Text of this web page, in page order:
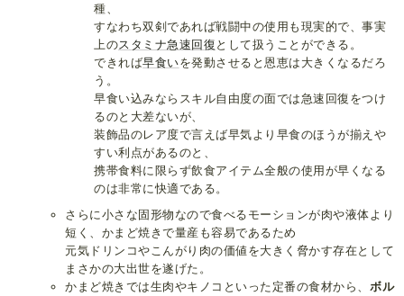
種、
すなわち双剣であれば戦闘中の使用も現実的で、事実
上のスタミナ急速回復 として扱うことができる。
できれば早食いを発動させると恩恵は大きくなるだろ
う。
早食い込みならスキル自由度の面では急速回復をつけ
るのと大差ないが、
装飾品のレア度で言えば早気より早食のほうが揃えや
すい利点があるのと、
携帯食料に限らず飲食アイテム全般の使用が早くなる
のは非常に快適である。
さらに小さな固形物なので食べるモーションが肉や液体より
短く、かまど焼きで量産も容易であるため
元気ドリンコやこんがり肉の価値を大きく脅かす存在として
まさかの大出世を遂げた。
かまど焼きでは生肉やキノコといった定番の食材から、 ボル